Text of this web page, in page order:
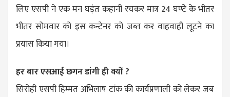
लिए एसपी ने एक मन घड़ंत कहानी रचकर मात्र 24 घण्टे के भीतर
भीतर सोमवार को इस कन्टेनर को जब्त कर वाहवाही लूटने का
प्रयास किया गया।
हर बार एसआई छगन डांगी ही क्यों ?
सिरोही एसपी हिम्मत अभिलाष टांक की कार्यप्रणाली को लेकर जब